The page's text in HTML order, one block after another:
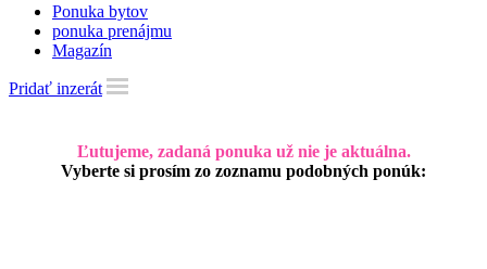
Ponuka bytov
ponuka prenájmu
Magazín
Pridať inzerát
Ľutujeme, zadaná ponuka už nie je aktuálna.
Vyberte si prosím zo zoznamu podobných ponúk: